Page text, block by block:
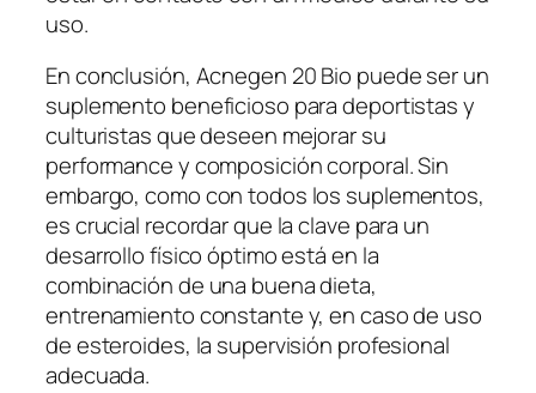
uso.
En conclusión, Acnegen 20 Bio puede ser un
suplemento beneficioso para deportistas y
culturistas que deseen mejorar su
performance y composición corporal. Sin
embargo, como con todos los suplementos,
es crucial recordar que la clave para un
desarrollo físico óptimo está en la
combinación de una buena dieta,
entrenamiento constante y, en caso de uso
de esteroides, la supervisión profesional
adecuada.